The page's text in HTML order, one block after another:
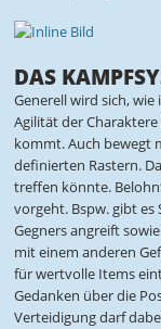
DAS
Generell wird sich,
Agilität der
kommt. Auch bewegt
definierten Rastern.
treffen könnte.
vorgeht. Bspw. gibt
Gegners angreift
mit einem anderen
für wertvolle Items
Gedanken über die
Verteidigung darf